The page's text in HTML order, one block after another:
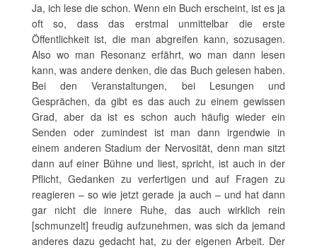
Ja, ich lese die schon. Wenn ein Buch erscheint, ist es ja
oft so, dass das erstmal unmittelbar die erste
Öffentlichkeit ist, die man abgreifen kann, sozusagen.
Also wo man Resonanz erfährt, wo man dann lesen
kann, was andere denken, die das Buch gelesen haben.
Bei den Veranstaltungen, bei Lesungen und
Gesprächen, da gibt es das auch zu einem gewissen
Grad, aber da ist es schon auch häufig wieder ein
Senden oder zumindest ist man dann irgendwie in
einem anderen Stadium der Nervosität, denn man sitzt
dann auf einer Bühne und liest, spricht, ist auch in der
Pflicht, Gedanken zu verfertigen und auf Fragen zu
reagieren – so wie jetzt gerade ja auch – und hat dann
gar nicht die innere Ruhe, das auch wirklich rein
[schmunzelt] freudig aufzunehmen, was sich da jemand
anderes dazu gedacht hat, zu der eigenen Arbeit. Der